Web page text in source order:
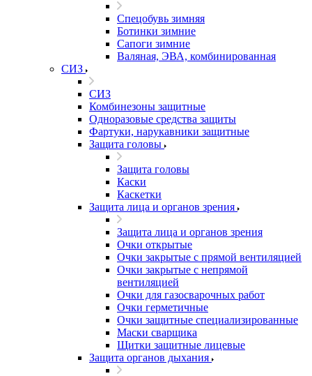
Спецобувь зимняя
Ботинки зимние
Сапоги зимние
Валяная, ЭВА, комбинированная
СИЗ
СИЗ
Комбинезоны защитные
Одноразовые средства защиты
Фартуки, нарукавники защитные
Защита головы
Защита головы
Каски
Каскетки
Защита лица и органов зрения
Защита лица и органов зрения
Очки открытые
Очки закрытые с прямой вентиляцией
Очки закрытые с непрямой
вентиляцией
Очки для газосварочных работ
Очки герметичные
Очки защитные специализированные
Маски сварщика
Щитки защитные лицевые
Защита органов дыхания